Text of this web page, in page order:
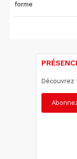
forme